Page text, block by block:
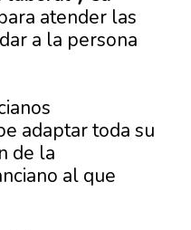
atender las
a la persona
adaptar toda su
de la
al que